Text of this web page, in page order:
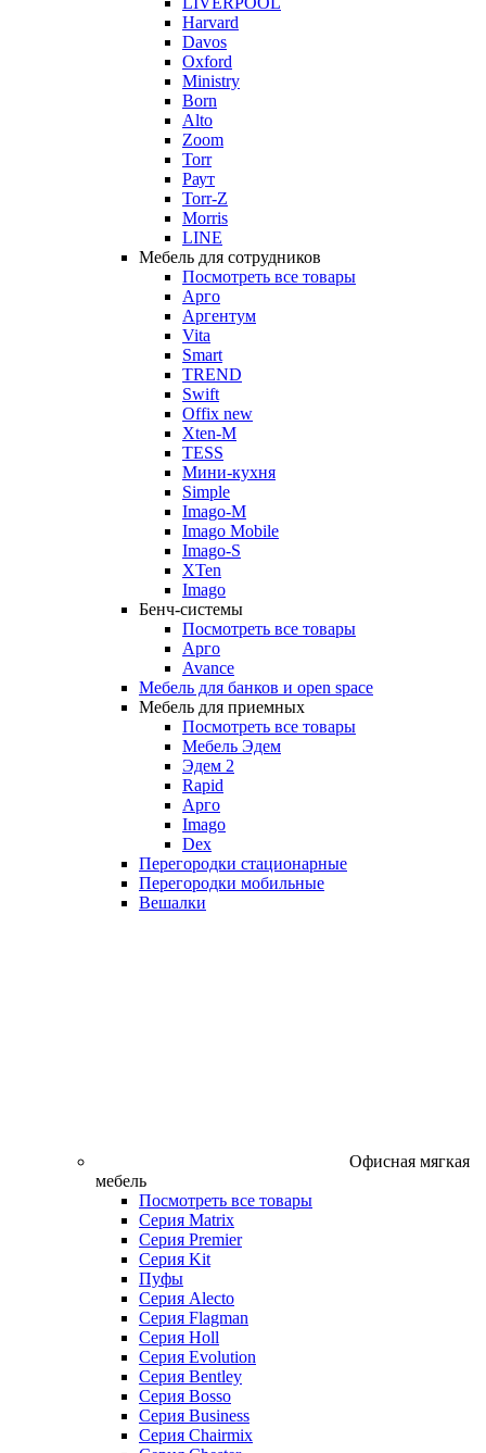
Harvard
Davos
Oxford
Ministry
Born
Alto
Zoom
Torr
Раут
Torr-Z
Morris
LINE
Мебель для сотрудников
Посмотреть все товары
Арго
Аргентум
Vita
Smart
TREND
Swift
Offix new
Xten-M
TESS
Мини-кухня
Simple
Imago-M
Imago Mobile
Imago-S
XTen
Imago
Бенч-системы
Посмотреть все товары
Арго
Avance
Мебель для банков и open space
Мебель для приемных
Посмотреть все товары
Мебель Эдем
Эдем 2
Rapid
Арго
Imago
Dex
Перегородки стационарные
Перегородки мобильные
Вешалки
Офисная мягкая
мебель
Посмотреть все товары
Серия Matrix
Серия Premier
Серия Kit
Пуфы
Серия Alecto
Серия Flagman
Серия Holl
Серия Evolution
Серия Bentley
Серия Bosso
Серия Business
Серия Chairmix